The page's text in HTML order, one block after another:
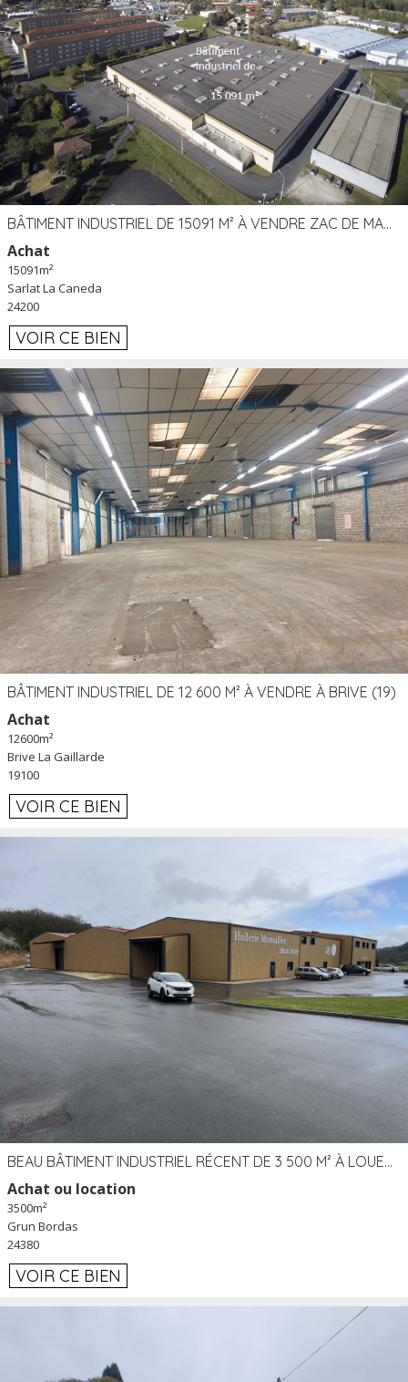
BÂTIMENT INDUSTRIEL DE 15091 M² À VENDRE ZAC DE MADRAZÈS À SARLAT (24)
Achat
15091m²
Sarlat La Caneda
24200
VOIR CE BIEN
BÂTIMENT INDUSTRIEL DE 12 600 M² À VENDRE À BRIVE (19)
Achat
12600m²
Brive La Gaillarde
19100
VOIR CE BIEN
BEAU BÂTIMENT INDUSTRIEL RÉCENT DE 3 500 M² À LOUER OU VENDRE PROCHE PÉRIGUEUX (24)
Achat ou location
3500m²
Grun Bordas
24380
VOIR CE BIEN